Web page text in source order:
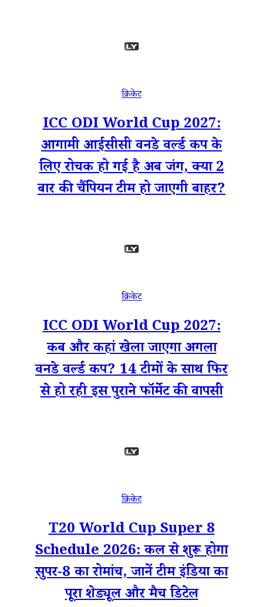
क्रिकेट
ICC ODI World Cup 2027:
आगामी आईसीसी वनडे वर्ल्ड कप के
लिए रोचक हो गई है अब जंग, क्या 2
बार की चैंपियन टीम हो जाएगी बाहर?
क्रिकेट
ICC ODI World Cup 2027:
कब और कहां खेला जाएगा अगला
वनडे वर्ल्ड कप? 14 टीमों के साथ फिर
से हो रही इस पुराने फॉर्मेट की वापसी
क्रिकेट
T20 World Cup Super 8
Schedule 2026: कल से शुरू होगा
सुपर-8 का रोमांच, जानें टीम इंडिया का
पूरा शेड्यूल और मैच डिटेल